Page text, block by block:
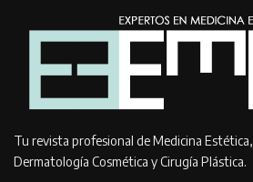
Tu revista profesional de Medicina Estética,
Dermatología Cosmética y Cirugía Plástica.